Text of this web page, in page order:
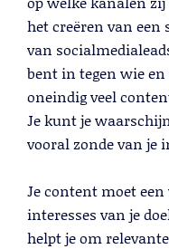
het creëren van een
van
bent in tegen wie
oneindig veel
Je kunt je
vooral zonde van je
Je content moet
interesses van je
helpt je om